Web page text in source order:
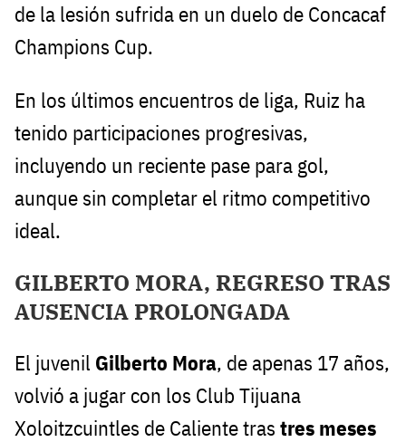
de la lesión sufrida en un duelo de Concacaf
Champions Cup.
En los últimos encuentros de liga, Ruiz ha
tenido participaciones progresivas,
incluyendo un reciente pase para gol,
aunque sin completar el ritmo competitivo
ideal.
GILBERTO MORA, REGRESO TRAS
AUSENCIA PROLONGADA
El juvenil Gilberto Mora, de apenas 17 años,
volvió a jugar con los Club Tijuana
Xoloitzcuintles de Caliente tras tres meses